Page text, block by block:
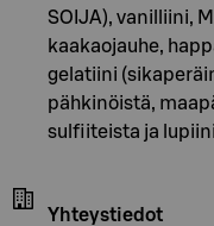
SOIJA), vanilliini,
kaakaojauhe,
gelatiini
pähkinöistä,
sulfiiteista ja
Yhteystiedot